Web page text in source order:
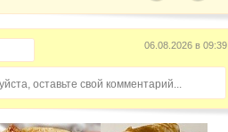
06.08.2026 в 09:39
оставьте свой комментарий...